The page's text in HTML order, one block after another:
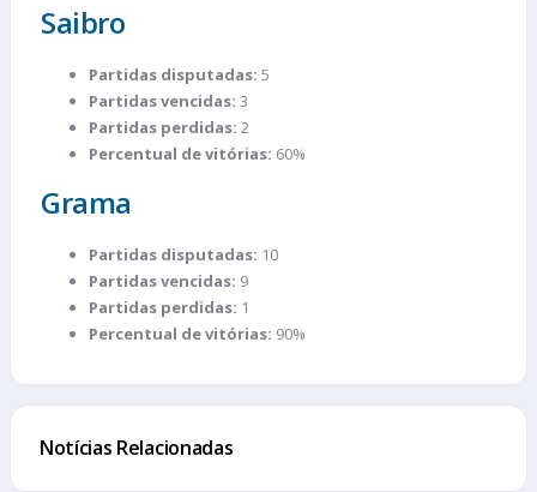
Saibro
Partidas disputadas: 5
Partidas vencidas: 3
Partidas perdidas: 2
Percentual de vitórias: 60%
Grama
Partidas disputadas: 10
Partidas vencidas: 9
Partidas perdidas: 1
Percentual de vitórias: 90%
Notícias Relacionadas